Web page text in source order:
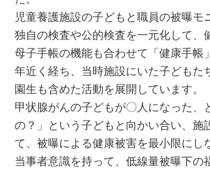
児童養護施設の子どもと職員の被曝
独自の検査や公的検査を一元化して、
母子手帳の機能も合わせて「健康手帳
年近く経ち、当時施設にいた子ども
園生も含めた活動を展開しています。
甲状腺がんの子どもが〇人になった、
の？」という子どもと向かい合い、施
て、被曝による健康被害を最小限にし
当事者意識を持って、低線量被曝下